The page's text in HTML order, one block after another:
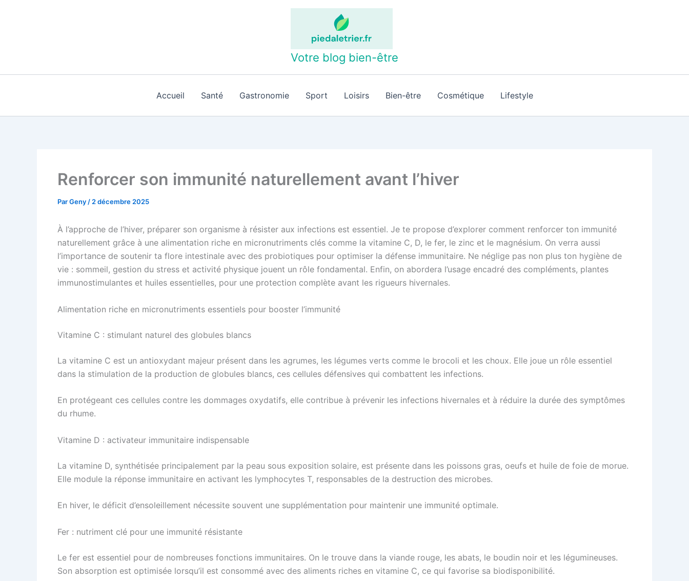
Votre blog bien-être
Accueil Santé Gastronomie Sport Loisirs Bien-être Cosmétique Lifestyle
Renforcer son immunité naturellement avant l’hiver
ParGeny / 2 décembre 2025
À l’approche de l’hiver, préparer son organisme à résister aux infections est essentiel. Je te propose d’explorer comment renforcer ton immunité
naturellement grâce à une alimentation riche en micronutriments clés comme la vitamine C, D, le fer, le zinc et le magnésium. On verra aussi
l’importance de soutenir ta flore intestinale avec des probiotiques pour optimiser la défense immunitaire. Ne néglige pas non plus ton hygiène de
vie : sommeil, gestion du stress et activité physique jouent un rôle fondamental. Enfin, on abordera l’usage encadré des compléments, plantes
immunostimulantes et huiles essentielles, pour une protection complète avant les rigueurs hivernales.
Alimentation riche en micronutriments essentiels pour booster l’immunité
Vitamine C : stimulant naturel des globules blancs
La vitamine C est un antioxydant majeur présent dans les agrumes, les légumes verts comme le brocoli et les choux. Elle joue un rôle essentiel
dans la stimulation de la production de globules blancs, ces cellules défensives qui combattent les infections.
En protégeant ces cellules contre les dommages oxydatifs, elle contribue à prévenir les infections hivernales et à réduire la durée des symptômes
du rhume.
Vitamine D : activateur immunitaire indispensable
La vitamine D, synthétisée principalement par la peau sous exposition solaire, est présente dans les poissons gras, oeufs et huile de foie de morue.
Elle module la réponse immunitaire en activant les lymphocytes T, responsables de la destruction des microbes.
En hiver, le déficit d’ensoleillement nécessite souvent une supplémentation pour maintenir une immunité optimale.
Fer : nutriment clé pour une immunité résistante
Le fer est essentiel pour de nombreuses fonctions immunitaires. On le trouve dans la viande rouge, les abats, le boudin noir et les légumineuses.
Son absorption est optimisée lorsqu’il est consommé avec des aliments riches en vitamine C, ce qui favorise sa biodisponibilité.